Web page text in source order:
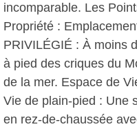
incomparable. Les
Propriété :
PRIVILÉGIÉ : À moins
à pied des criques du
de la mer. Espace de
Vie de plain-pied : Une
en rez-de-chaussée